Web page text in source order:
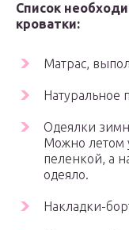
Список
кроватки:
Матрас,
Натуральное
Одеялки
Можно летом
пеленкой, а
одеяло.
Накладки-